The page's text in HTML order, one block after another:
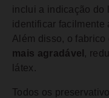
inclui a indicação do
identificar facilmente
Além disso, o
mais agradável ,
látex.
Todos os